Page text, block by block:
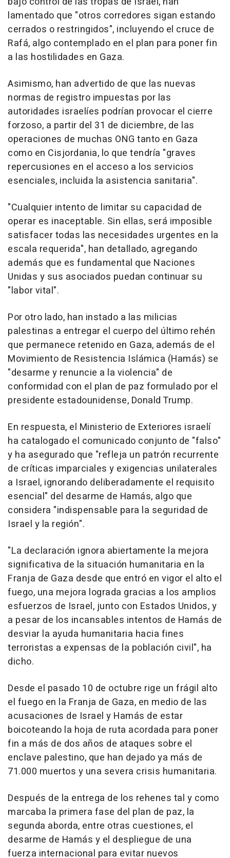
lamentado que "otros corredores sigan estando
cerrados o restringidos", incluyendo el cruce de
Rafá, algo contemplado en el plan para poner fin
a las hostilidades en Gaza.
Asimismo, han advertido de que las nuevas
normas de registro impuestas por las
autoridades israelíes podrían provocar el cierre
forzoso, a partir del 31 de diciembre, de las
operaciones de muchas ONG tanto en Gaza
como en Cisjordania, lo que tendría "graves
repercusiones en el acceso a los servicios
esenciales, incluida la asistencia sanitaria".
"Cualquier intento de limitar su capacidad de
operar es inaceptable. Sin ellas, será imposible
satisfacer todas las necesidades urgentes en la
escala requerida", han detallado, agregando
además que es fundamental que Naciones
Unidas y sus asociados puedan continuar su
"labor vital".
Por otro lado, han instado a las milicias
palestinas a entregar el cuerpo del último rehén
que permanece retenido en Gaza, además de el
Movimiento de Resistencia Islámica (Hamás) se
"desarme y renuncie a la violencia" de
conformidad con el plan de paz formulado por el
presidente estadounidense, Donald Trump.
En respuesta, el Ministerio de Exteriores israelí
ha catalogado el comunicado conjunto de "falso"
y ha asegurado que "refleja un patrón recurrente
de críticas imparciales y exigencias unilaterales
a Israel, ignorando deliberadamente el requisito
esencial" del desarme de Hamás, algo que
considera "indispensable para la seguridad de
Israel y la región".
"La declaración ignora abiertamente la mejora
significativa de la situación humanitaria en la
Franja de Gaza desde que entró en vigor el alto el
fuego, una mejora lograda gracias a los amplios
esfuerzos de Israel, junto con Estados Unidos, y
a pesar de los incansables intentos de Hamás de
desviar la ayuda humanitaria hacia fines
terroristas a expensas de la población civil", ha
dicho.
Desde el pasado 10 de octubre rige un frágil alto
el fuego en la Franja de Gaza, en medio de las
acusaciones de Israel y Hamás de estar
boicoteando la hoja de ruta acordada para poner
fin a más de dos años de ataques sobre el
enclave palestino, que han dejado ya más de
71.000 muertos y una severa crisis humanitaria.
Después de la entrega de los rehenes tal y como
marcaba la primera fase del plan de paz, la
segunda aborda, entre otras cuestiones, el
desarme de Hamás y el despliegue de una
fuerza internacional para evitar nuevos